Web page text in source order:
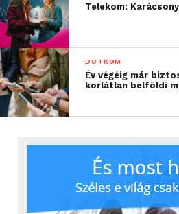
Telekom:
DOTKOM
Év végéig már
korlátlan belföldi